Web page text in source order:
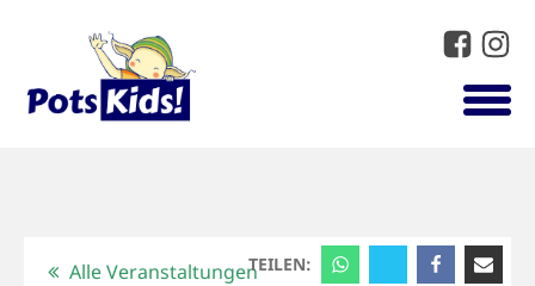
TEILEN:
Alle Veranstaltungen